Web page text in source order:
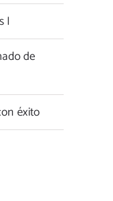
I
de
éxito